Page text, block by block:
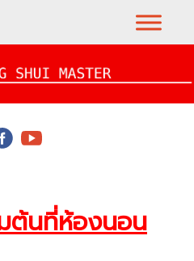
ต้นที่ห้องนอน